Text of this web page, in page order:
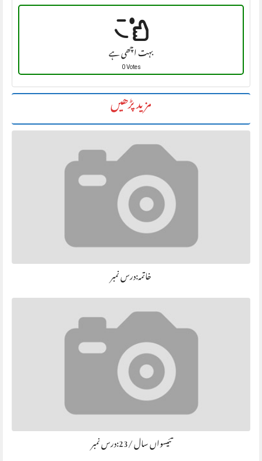
بہت اچھی ہے
0 Votes
مزید پڑھیں
خاتمہ:درس نمبر
تئیسواں سال /23:درس نمبر